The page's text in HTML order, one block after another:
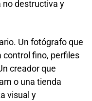
no destructiva y
Un fotógrafo que
control fino, perfiles
creador que
o una tienda
visual y